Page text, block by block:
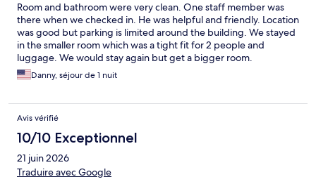
Room and bathroom were very clean. One staff member was
there when we checked in. He was helpful and friendly. Location
was good but parking is limited around the building. We stayed
in the smaller room which was a tight fit for 2 people and
luggage. We would stay again but get a bigger room.
Danny, séjour de 1 nuit
Avis vérifié
10/10 Exceptionnel
21 juin 2026
Traduire avec Google